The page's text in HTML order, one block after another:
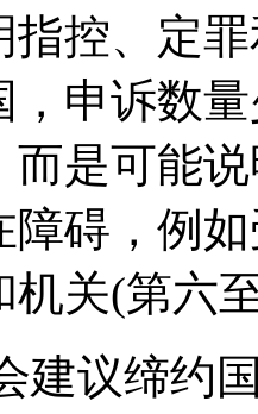
指控、定
，申诉数
而是可能
障碍，例
机关(第六
建议缔约